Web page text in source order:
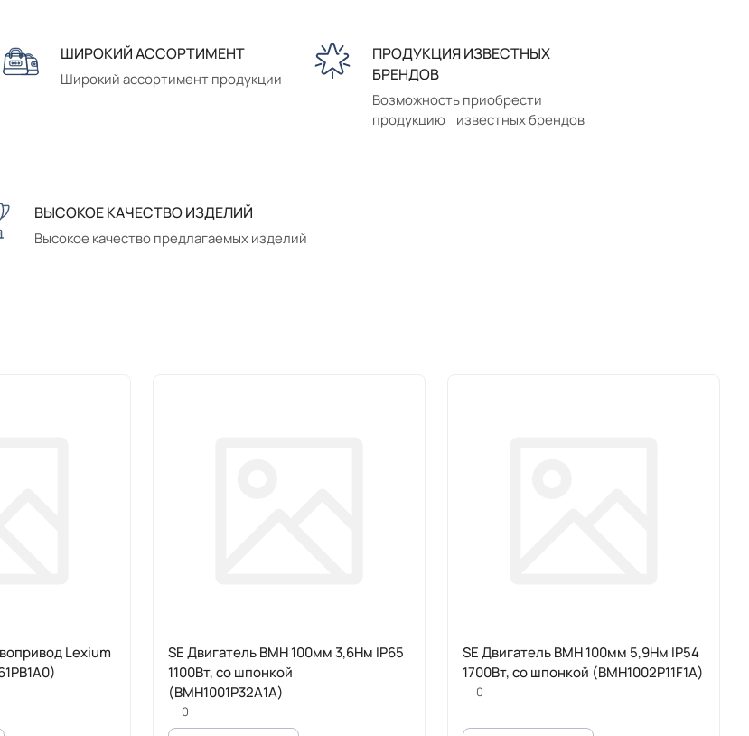
ШИРОКИЙ АССОРТИМЕНТ
Широкий ассортимент продукции
ПРОДУКЦИЯ ИЗВЕСТНЫХ
БРЕНДОВ
Возможность приобрести
продукцию известных брендов
ВЫСОКОЕ КАЧЕСТВО ИЗДЕЛИЙ
Высокое качество предлагаемых изделий
Lexium
SE Двигатель BMH 100мм 3,6Нм IP65
1100Вт, со шпонкой
(BMH1001P32A1A)
0
SE Двигатель BMH 100мм 5,9Нм IP54
1700Вт, со шпонкой (BMH1002P11F1A)
0